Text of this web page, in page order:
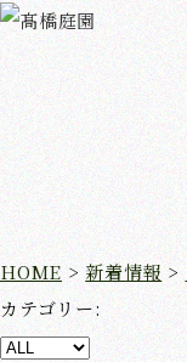
HOME>新着情報 >
カテゴリー: